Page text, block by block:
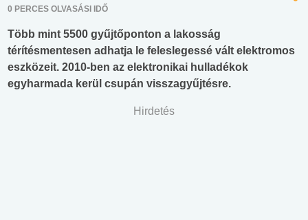
0 PERCES OLVASÁSI IDŐ
Több mint 5500 gyűjtőponton a lakosság
térítésmentesen adhatja le feleslegessé vált elektromos
eszközeit. 2010-ben az elektronikai hulladékok
egyharmada kerül csupán visszagyűjtésre.
Hirdetés